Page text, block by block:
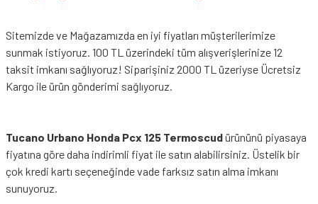
Sitemizde ve Mağazamızda en iyi fiyatları müşterilerimize
sunmak istiyoruz. 100 TL üzerindeki tüm alışverişlerinize 12
taksit imkanı sağlıyoruz! Siparişiniz 2000 TL üzeriyse Ücretsiz
Kargo ile ürün gönderimi sağlıyoruz.
Tucano Urbano Honda Pcx 125 Termoscudürününü piyasaya
fiyatına göre daha indirimli fiyat ile satın alabilirsiniz. Üstelik bir
çok kredi kartı seçeneğinde vade farksız satın alma imkanı
sunuyoruz.